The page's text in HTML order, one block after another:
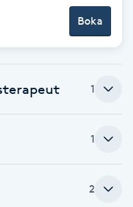
Boka
1
1
2